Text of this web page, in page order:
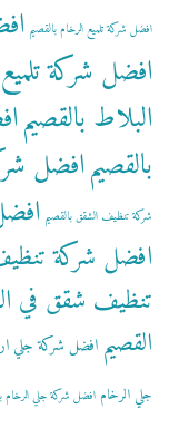
افضل شركة تلميع الرخام بالقصيم
افضل شركة
البلاط بالقصيم
بالقصيمافضل
شركة تنظيف الشقق بالقصيم
افضل شركة
تنظيف شقق في
القصيم افضل شركة جلي
جلي الرخام افضل شركة جلي الرخام